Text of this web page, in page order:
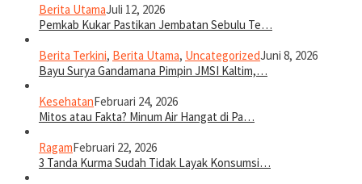
Berita UtamaJuli 12, 2026
Pemkab Kukar Pastikan Jembatan Sebulu Te…
Berita Terkini, Berita Utama, UncategorizedJuni 8, 2026
Bayu Surya Gandamana Pimpin JMSI Kaltim,…
KesehatanFebruari 24, 2026
Mitos atau Fakta? Minum Air Hangat di Pa…
RagamFebruari 22, 2026
3 Tanda Kurma Sudah Tidak Layak Konsumsi…